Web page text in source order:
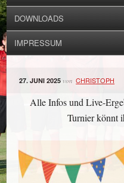
DOWNLOADS
IMPRESSUM
27. JUNI 2025 von CHRISTOPH
Alle Infos und Live-
Turnier könnt